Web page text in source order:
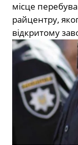
місце
райцентру,
відкритому